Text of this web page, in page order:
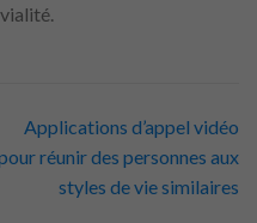
Applications d’appel vidéo
réunir des personnes aux
styles de vie similaires